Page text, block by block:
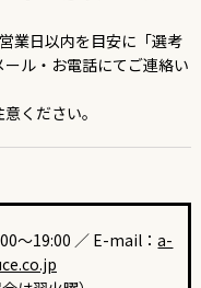
業日以内を目安に「選考
ル・お電話にてご連絡い
ください。
～19:00 ／ E-mail：a-